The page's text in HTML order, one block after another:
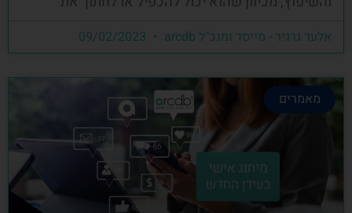
אלעד גרגיר - מייסד ומנכ"ל arcdb
מאמרים